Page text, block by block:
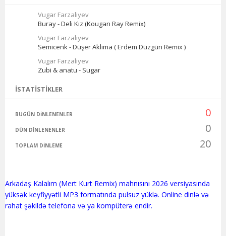
Vugar Farzaliyev
Buray - Deli Kız (Kougan Ray Remix)
Vugar Farzaliyev
Semicenk - Düşer Aklıma ( Erdem Düzgün Remix )
Vugar Farzaliyev
Zubi & anatu - Sugar
İSTATISTIKLER
BUGÜN DINLENENLER 0
DÜN DINLENENLER 0
TOPLAM DINLEME 20
Arkadaş Kalalım (Mert Kurt Remix) mahnısını 2026 versiyasında
yüksək keyfiyyətli MP3 formatında pulsuz yüklə. Online dinlə və
rahat şəkildə telefona və ya kompüterə endir.